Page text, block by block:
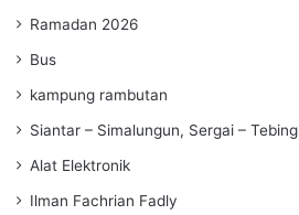
Ramadan 2026
Bus
kampung rambutan
Siantar – Simalungun, Sergai – Tebing
Alat Elektronik
Ilman Fachrian Fadly